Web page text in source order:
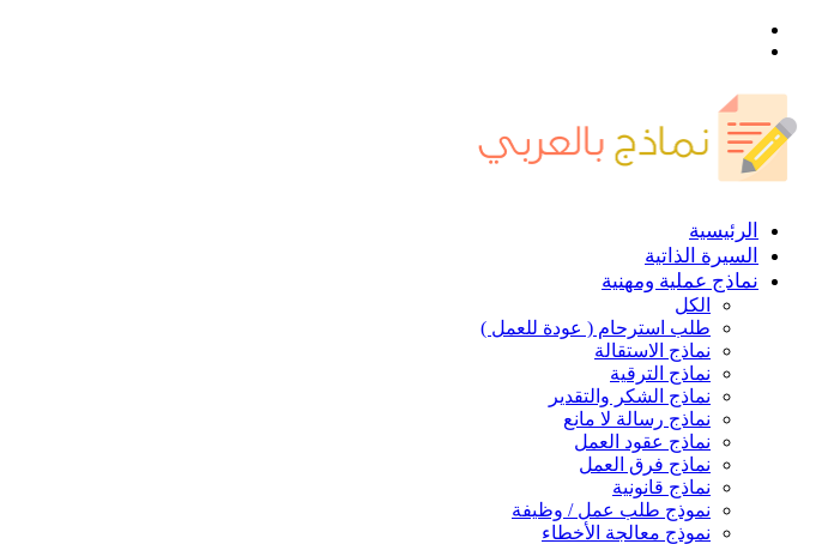
الرئيسية
السيرة الذاتية
نماذج عملية ومهنية
الكل
طلب استرحام ( عودة للعمل )
نماذج الاستقالة
نماذج الترقية
نماذج الشكر والتقدير
نماذج رسالة لا مانع
نماذج عقود العمل
نماذج فرق العمل
نماذج قانونية
نموذج طلب عمل / وظيفة
نموذج معالجة الأخطاء